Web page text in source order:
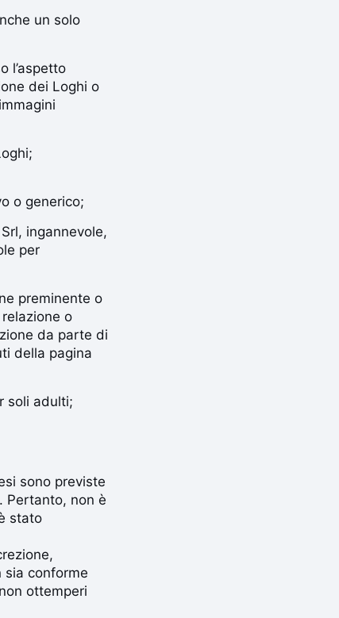
un solo
l’aspetto
dei Loghi o
o generico;
ingannevole,
per
preminente o
o
da parte di
della pagina
soli adulti;
sono previste
Pertanto, non è
stato
sia conforme
ottemperi